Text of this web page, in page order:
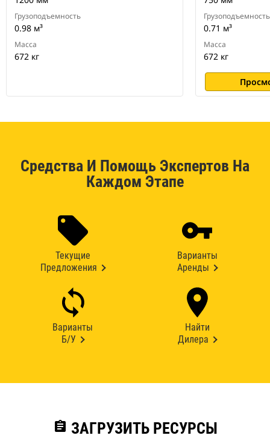
Грузоподъемность
0.98 м³
Масса
672 кг
Грузоподъемность
0.71 м³
Масса
672 кг
Средства И Помощь Экспертов На
Каждом Этапе
Текущие
Предложения
Варианты
Аренды
Варианты
Б/У
Найти
Дилера
assignment ЗАГРУЗИТЬ РЕСУРСЫ